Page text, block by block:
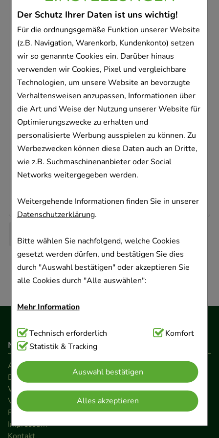
Der Schutz Ihrer Daten ist uns wichtig!
Für die ordnungsgemäße Funktion unserer Website
(z.B. Navigation, Warenkorb, Kundenkonto) setzen
wir so genannte Cookies ein. Darüber hinaus
verwenden wir Cookies, Pixel und vergleichbare
Technologien, um unsere Website an bevorzugte
Verhaltensweisen anzupassen, Informationen über
die Art und Weise der Nutzung unserer Website für
Optimierungszwecke zu erhalten und
personalisierte Werbung ausspielen zu können. Zu
Werbezwecken können diese Daten auch an Dritte,
wie z.B. Suchmaschinenanbieter oder Social
Networks weitergegeben werden.
Weitergehende Informationen finden Sie in unserer
Datenschutzerklärung.
Bitte wählen Sie nachfolgend, welche Cookies
gesetzt werden dürfen, und bestätigen Sie dies
durch "Auswahl bestätigen" oder akzeptieren Sie
alle Cookies durch "Alle auswählen":
Mehr Information
Technisch Notwendig:Hierbei handelt es sich um
Cookies, die für die Grundfunktionen unserer
Website notwendig sind (z.B. Navigation,
Warenkorb, Kundenkonto), weshalb auf diese nicht
verzichtet werden kann.
Komfort:Diese Cookies werden genutzt um das
Einkaufserlebnis noch ansprechender zu gestalten,
Technisch erforderlich
Komfort
Statistik & Tracking
Auswahl bestätigen
Alles akzeptieren
VAGISAN sept Vaginalzäpfchen mit Povidon-
Dr. August Wolff GmbH & Co. KG Arzneimittel
5St
Vaginalsuppositorien
16930882
Sofort lieferbar
14,16 €¹
AVP:19,96 € ²
Navigation
AGB
Datenschutz
Widerrufsrecht
Versandkosten
FAQ
Impressum